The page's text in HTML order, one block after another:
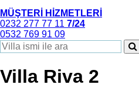
MÜŞTERİ HİZMETLERİ
0232 277 77 11 7/24
0532 769 91 09
Villa Riva 2